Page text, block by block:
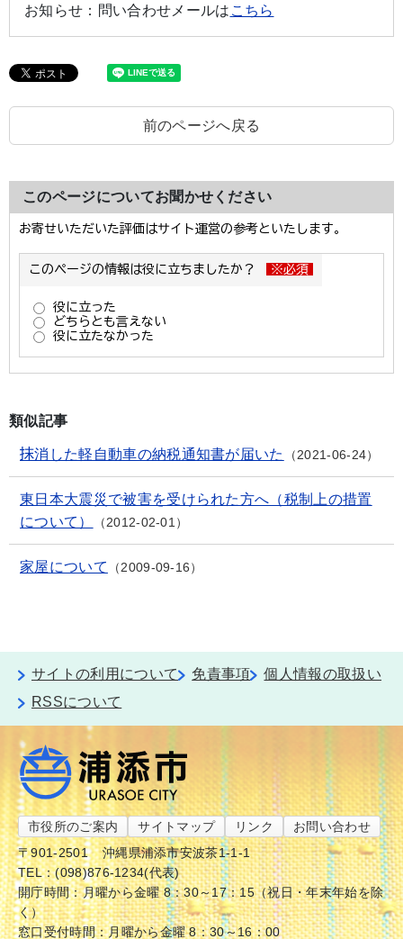
お知らせ： 問い合わせメールは こちら
前のページへ戻る
このページについてお聞かせください
類似記事
抹消した軽自動車の納税通知書が届いた 2021-06-24
東日本大震災で被害を受けられた方へ（税制上の措置
について）
2012-02-01
家屋について 2009-09-16
サイトの利用について 免責事項
個人情報の取扱い
RSSについて
市役所のご案内 サイトマップ リンク
お問い合わせ
〒901-2501
沖縄県浦添市安波茶1-1-1
TEL：(098)876-1234(代表)
開庁時間：月曜から金曜 8：30～17：15（祝日・年末年始を除
く）
窓口受付時間：月曜から金曜 8：30～16：00